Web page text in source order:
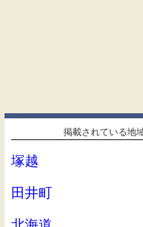
掲載されている地
塚越
田井町